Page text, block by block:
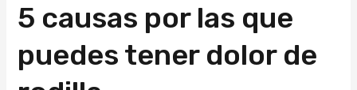
5 causas por las que
puedes tener dolor de